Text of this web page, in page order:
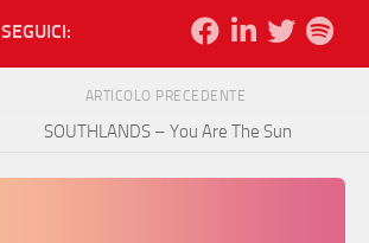
SEGUICI:
ARTICOLO PRECEDENTE
SOUTHLANDS – You Are The Sun